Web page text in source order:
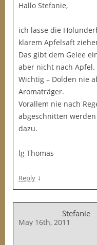
Hallo Stefanie,
ich lasse die
klarem Apfelsaft
Das gibt dem Gelee
aber nicht nach Apfel.
Wichtig – Dolden nie
Aromaträger.
Vorallem nie nach
abgeschnitten
dazu.
lg Thomas
Reply ↓
Stefanie
May 16th, 2011